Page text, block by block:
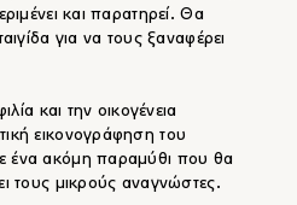
και παρατηρεί. Θα
για να τους ξαναφέρει
και την οικογένεια
εικονογράφηση του
ένα ακόμη παραμύθι που θα
τους μικρούς αναγνώστες.